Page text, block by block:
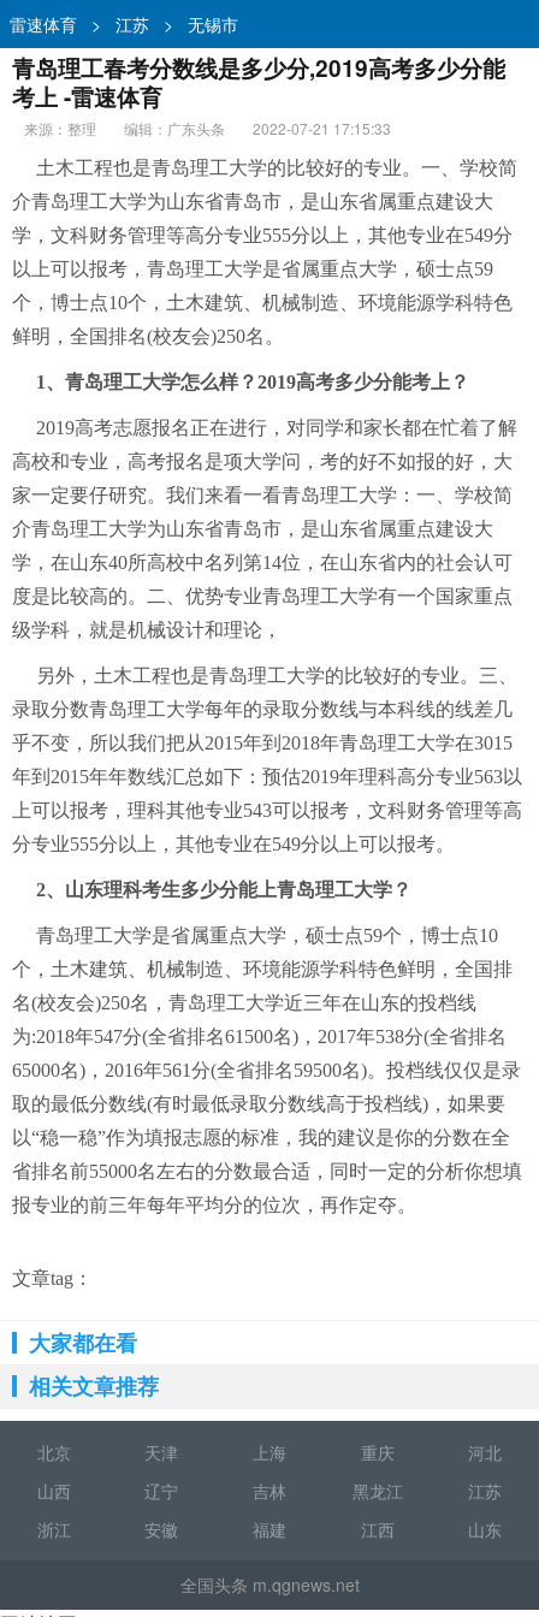
雷速体育 > 江苏 > 无锡市
青岛理工春考分数线是多少分,2019高考多少分能
考上 -雷速体育
来源：整理 编辑：广东头条
2022-07-21 17:15:33
土木工程也是青岛理工大学的比较好的专业。一、学校简
介青岛理工大学为山东省青岛市，是山东省属重点建设大
学，文科财务管理等高分专业555分以上，其他专业在549分
以上可以报考，青岛理工大学是省属重点大学，硕士点59
个，博士点10个，土木建筑、机械制造、环境能源学科特色
鲜明，全国排名(校友会)250名。
1、青岛理工大学怎么样？2019高考多少分能考上？
2019高考志愿报名正在进行，对同学和家长都在忙着了解
高校和专业，高考报名是项大学问，考的好不如报的好，大
家一定要仔研究。我们来看一看青岛理工大学：一、学校简
介青岛理工大学为山东省青岛市，是山东省属重点建设大
学，在山东40所高校中名列第14位，在山东省内的社会认可
度是比较高的。二、优势专业青岛理工大学有一个国家重点
级学科，就是机械设计和理论，
另外，土木工程也是青岛理工大学的比较好的专业。三、
录取分数青岛理工大学每年的录取分数线与本科线的线差几
乎不变，所以我们把从2015年到2018年青岛理工大学在3015
年到2015年年数线汇总如下：预估2019年理科高分专业563以
上可以报考，理科其他专业543可以报考，文科财务管理等高
分专业555分以上，其他专业在549分以上可以报考。
2、山东理科考生多少分能上青岛理工大学？
青岛理工大学是省属重点大学，硕士点59个，博士点10
个，土木建筑、机械制造、环境能源学科特色鲜明，全国排
名(校友会)250名，青岛理工大学近三年在山东的投档线
为:2018年547分(全省排名61500名)，2017年538分(全省排名
65000名)，2016年561分(全省排名59500名)。投档线仅仅是录
取的最低分数线(有时最低录取分数线高于投档线)，如果要
以“稳一稳”作为填报志愿的标准，我的建议是你的分数在全
省排名前55000名左右的分数最合适，同时一定的分析你想填
报专业的前三年每年平均分的位次，再作定夺。
文章tag：
大家都在看
相关文章推荐
北京 天津 上海 重庆
河北
山西
辽宁 吉林 黑龙江
江苏
浙江
安徽 福建 江西 山东
全国头条 m.qgnews.net